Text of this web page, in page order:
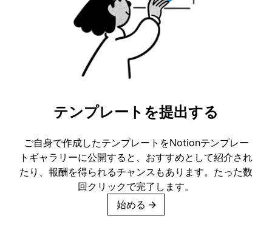
テンプレートを提出する
ご自身で作成したテンプレートをNotionテンプレー
トギャラリーに公開すると、おすすめとして紹介され
たり、報酬を得られるチャンスもあります。たった数
回クリックで完了します。
始める →